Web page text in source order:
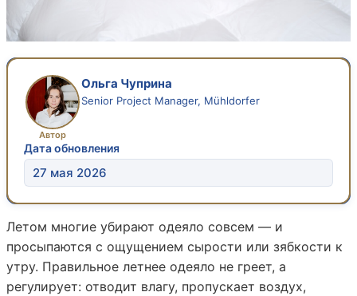
Автор
Ольга Чуприна
Senior Project Manager, Mühldorfer
Дата обновления
27 мая 2026
Летом многие убирают одеяло совсем — и
просыпаются с ощущением сырости или зябкости к
утру. Правильное летнее одеяло не греет, а
регулирует: отводит влагу, пропускает воздух,